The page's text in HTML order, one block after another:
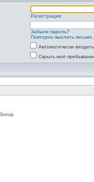
Регистрация
Забыли пароль?
Повторно выслать письмо
Автоматически
Скрыть моё